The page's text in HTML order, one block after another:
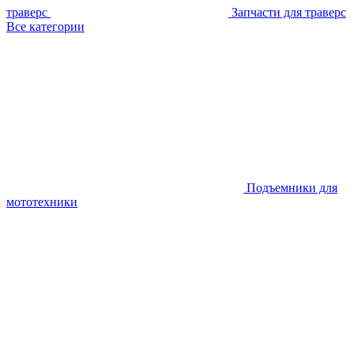
траверс
Запчасти для траверс
Все категории
Подъемники для
мототехники